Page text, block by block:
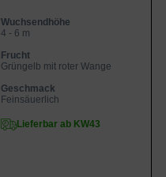
Wuchsendhöhe
4 - 6 m
Frucht
Grüngelb mit roter Wange
Geschmack
Feinsäuerlich
Lieferbar ab KW43